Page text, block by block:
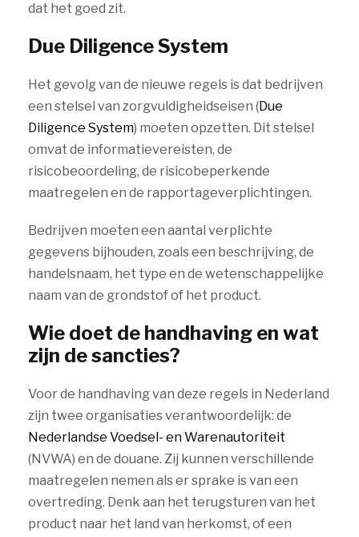
dat het goed zit.
Due Diligence System
Het gevolg van de nieuwe regels is dat bedrijven
een stelsel van zorgvuldigheidseisen (Due
Diligence System) moeten opzetten. Dit stelsel
omvat de informatievereisten, de
risicobeoordeling, de risicobeperkende
maatregelen en de rapportageverplichtingen.
Bedrijven moeten een aantal verplichte
gegevens bijhouden, zoals een beschrijving, de
handelsnaam, het type en de wetenschappelijke
naam van de grondstof of het product.
Wie doet de handhaving en wat
zijn de sancties?
Voor de handhaving van deze regels in Nederland
zijn twee organisaties verantwoordelijk: de
Nederlandse Voedsel- en Warenautoriteit
(NVWA) en de douane. Zij kunnen verschillende
maatregelen nemen als er sprake is van een
overtreding. Denk aan het terugsturen van het
product naar het land van herkomst, of een